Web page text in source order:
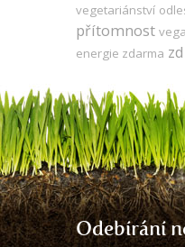
vegetariánství
přítomnost
energie zdarma
Odebírání